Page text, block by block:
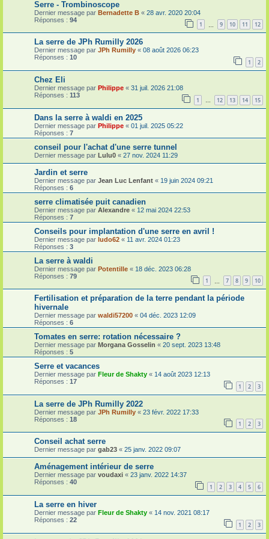
Serre - Trombinoscope
Dernier message par Bernadette B « 28 avr. 2020 20:04
Réponses : 94
1 9 10 11 12
La serre de JPh Rumilly 2026
Dernier message par JPh Rumilly « 08 août 2026 06:23
Réponses : 10
1 2
Chez Eli
Dernier message par Philippe « 31 juil. 2026 21:08
Réponses : 113
1 … 12 13 14 15
Dans la serre à waldi en 2025
Dernier message par Philippe « 01 juil. 2025 05:22
Réponses : 7
conseil pour l'achat d'une serre tunnel
Dernier message par Lulu0 « 27 nov. 2024 11:29
Jardin et serre
Dernier message par Jean Luc Lenfant « 19 juin 2024 09:21
Réponses : 6
serre climatisée puit canadien
Dernier message par Alexandre « 12 mai 2024 22:53
Réponses : 7
Conseils pour implantation d'une serre en avril !
Dernier message par ludo62 « 11 avr. 2024 01:23
Réponses : 3
La serre à waldi
Dernier message par Potentille « 18 déc. 2023 06:28
Réponses : 79
1 7 8 9 10
Fertilisation et préparation de la terre pendant la période
hivernale
Dernier message par waldi57200 « 04 déc. 2023 12:09
Réponses : 6
Tomates en serre: rotation nécessaire ?
Dernier message par Morgana Gosselin « 20 sept. 2023 13:48
Réponses : 5
Serre et vacances
Dernier message par Fleur de Shakty « 14 août 2023 12:13
Réponses : 17
1 2 3
La serre de JPh Rumilly 2022
Dernier message par JPh Rumilly « 23 févr. 2022 17:33
Réponses : 18
1 2 3
Conseil achat serre
Dernier message par gab23 « 25 janv. 2022 09:07
Aménagement intérieur de serre
Dernier message par voudaxi « 23 janv. 2022 14:37
Réponses : 40
1 2 3 4 5 6
La serre en hiver
Dernier message par Fleur de Shakty « 14 nov. 2021 08:17
Réponses : 22
1 2 3